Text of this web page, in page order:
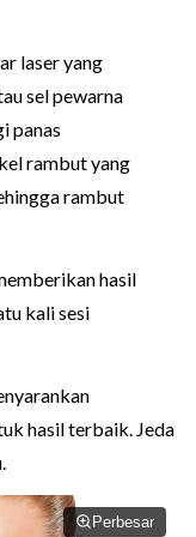
laser yang
sel pewarna
panas
rambut yang
rambut
hasil
kali sesi
hasil terbaik. Jeda
Perbesar